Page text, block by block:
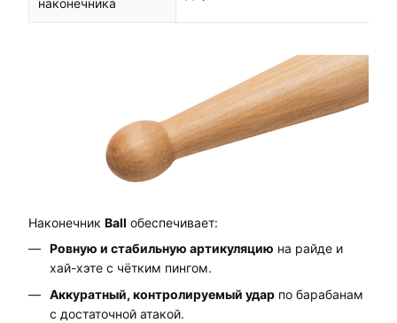
наконечника
Наконечник Ball обеспечивает:
Ровную и стабильную артикуляцию на райде и
хай-хэте с чётким пингом.
Аккуратный, контролируемый удар по барабанам
с достаточной атакой.